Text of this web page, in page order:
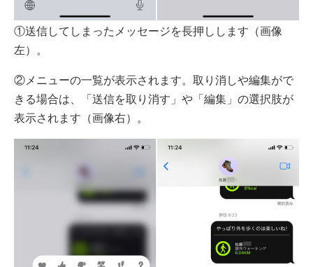
①送信してしまったメッセージを長押しします（画像
左）。
②メニューの一覧が表示されます。取り消しや編集がで
きる場合は、「送信を取り消す」や「編集」の選択肢が
表示されます（画像右）。